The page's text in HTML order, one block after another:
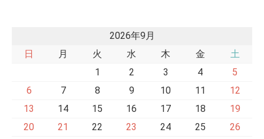
2026年9月
日
月 火 水 木 金
土
1
2 3 4
5
6
7 8 9 10 11
12
13
14 15 16 17 18
19
20
21 22 23 24 25
26